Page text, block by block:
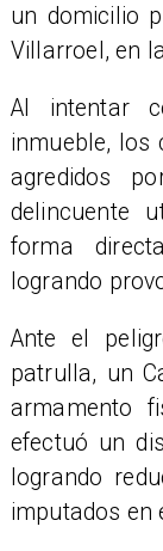
un domicilio
Villarroel, en
Al intentar
inmueble, los
agredidos
delincuente
forma
logrando
Ante el
patrulla, un
armamento
efectuó un
logrando
imputados en